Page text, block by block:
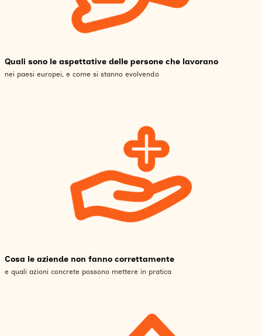
Quali sono le aspettative delle persone che lavorano
nei paesi europei, e come si stanno evolvendo
Cosa le aziende non fanno correttamente
e quali azioni concrete possono mettere in pratica